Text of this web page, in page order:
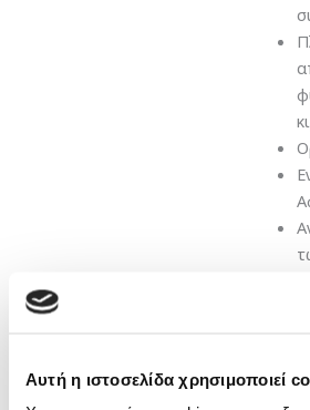
Αυτή η ιστοσελίδα χρησιμοποιεί